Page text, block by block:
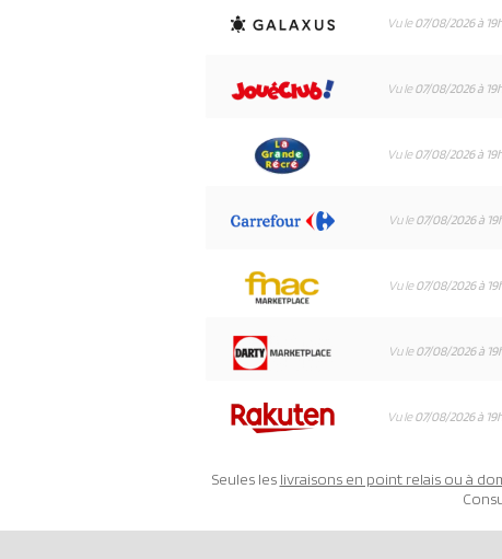
Vu le07/08/2026 à
Vu le07/08/2026 à
Vu le07/08/2026 à
Vu le07/08/2026 à
Vu le07/08/2026 à
Vu le07/08/2026 à
Vu le07/08/2026 à
Seules les livraisons en point relais ou à